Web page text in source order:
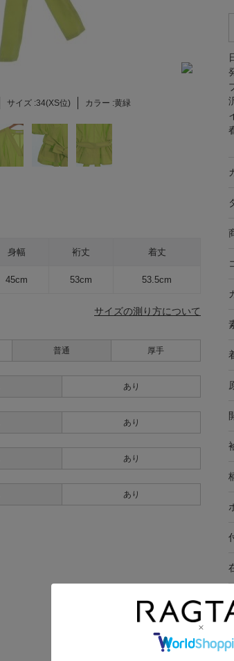
サイズ :34(XS位) カラー :黄緑
身幅 裄丈 着丈
45cm 53cm 53.5cm
サイズの測り方について
普通 厚手
あり
あり
あり
あり